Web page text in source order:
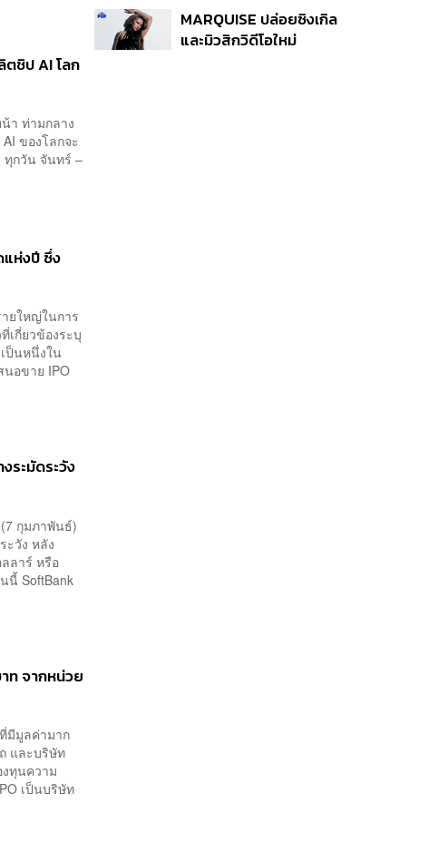
ชิป AI โลก
า ท่ามกลาง
ของโลกจะ
ทุกวัน จันทร์ –
ห่งปี ซึ่ง
ยใหญ่ในการ
เกี่ยวข้องระบุ
ป็นหนึ่งใน
นอขาย IPO
ระมัดระวัง
กุมภาพันธ์)
ะวัง หลัง
ลาร์ หรือ
นี้ SoftBank
ท จากหน่วย
มีมูลค่ามาก
และบริษัท
งทุนความ
เป็นบริษัท
MARQUISE ปล่อยซิงเกิล
และมิวสิกวิดีโอใหม่